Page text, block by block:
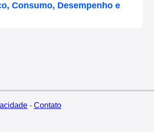
Consumo, Desempenho e
- Contato